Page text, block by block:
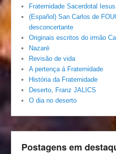
Fraternidade Sacerdotal
(Español) San Carlos de
desconcertante
Originais escritos do irmão
Nazaré
Revisão de vida
A pertença á Fraternidade
História da Fraternidade
Deserto, Franz JALICS
O dia no deserto
Postagens em